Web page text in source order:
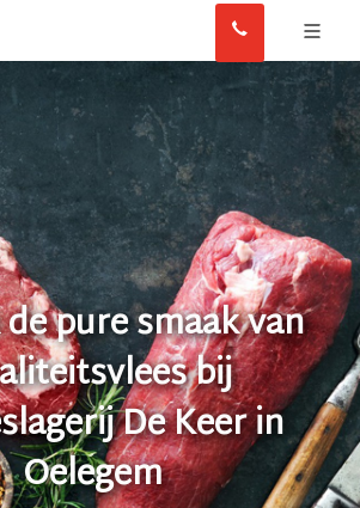
pure smaak van
bij
De Keer in
Oelegem